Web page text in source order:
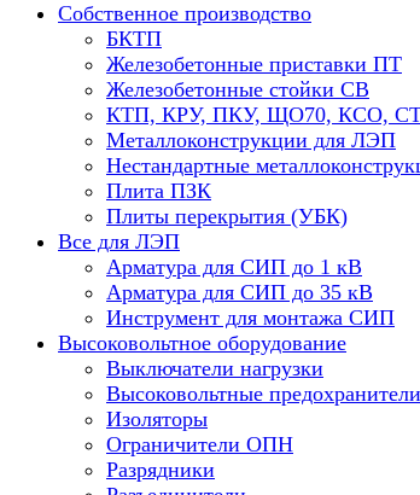
Собственное производство
БКТП
Железобетонные приставки ПТ
Железобетонные стойки СВ
КТП, КРУ, ПКУ, ЩО70, КСО,
Металлоконструкции для ЛЭП
Нестандартные
Плита ПЗК
Плиты перекрытия (УБК)
Все для ЛЭП
Арматура для СИП до 1 кВ
Арматура для СИП до 35 кВ
Инструмент для монтажа СИП
Высоковольтное оборудование
Выключатели нагрузки
Высоковольтные предохранители
Изоляторы
Ограничители ОПН
Разрядники